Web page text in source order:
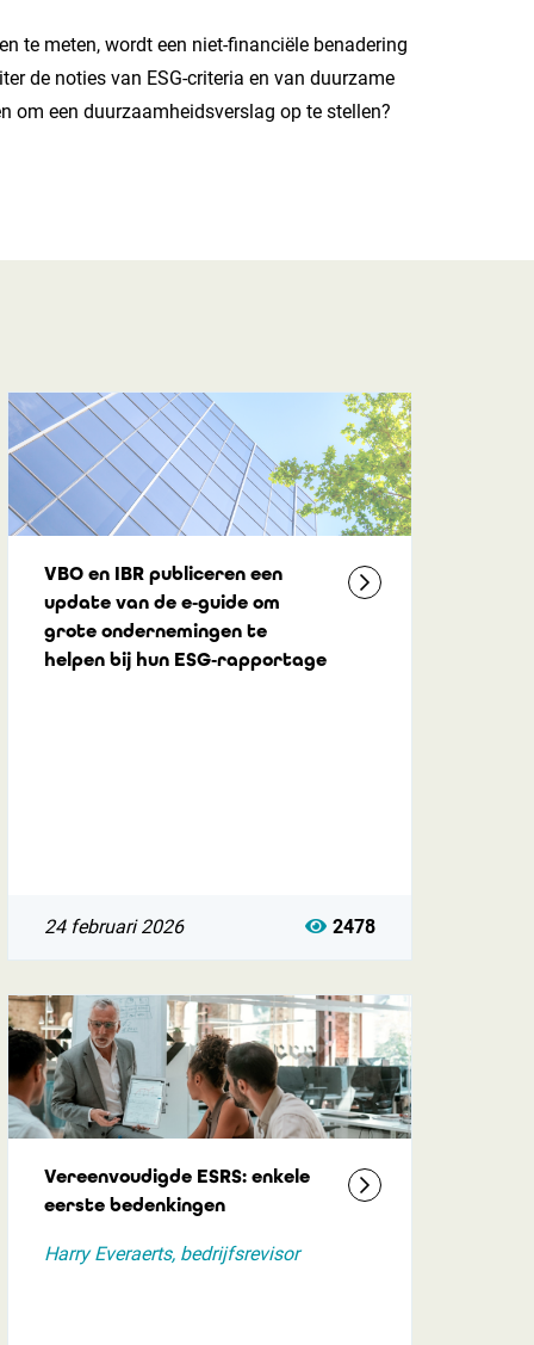
te meten, wordt een niet-financiële benadering
de noties van ESG-criteria en van duurzame
om een duurzaamheidsverslag op te stellen?
VBO en IBR publiceren een
update van de e‑guide om
grote ondernemingen te
helpen bij hun ESG‑rapportage
24 februari 2026 2478
Vereenvoudigde ESRS: enkele
eerste bedenkingen
Harry Everaerts, bedrijfsrevisor